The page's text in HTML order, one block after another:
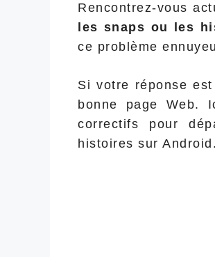
Rencontrez-vous
les snaps ou les
ce problème
Si votre réponse est
bonne page Web.
correctifs pour
histoires sur Android.